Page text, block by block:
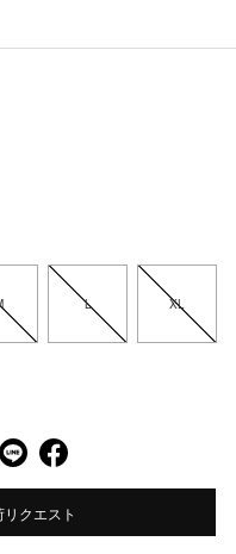
L XL
クエスト